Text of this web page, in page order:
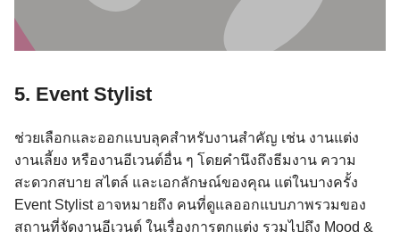
5. Event Stylist
ช่วยเลือกและออกแบบลุคสำหรับงานสำคัญ เช่น งานแต่ง
งานเลี้ยง หรืองานอีเวนต์อื่น ๆ โดยคำนึงถึงธีมงาน ความ
สะดวกสบาย สไตล์ และเอกลักษณ์ของคุณ แต่ในบางครั้ง
Event Stylist อาจหมายถึง คนที่ดูแลออกแบบภาพรวมของ
สถานที่จัดงานอีเวนต์ ในเรื่องการตกแต่ง รวมไปถึง Mood &